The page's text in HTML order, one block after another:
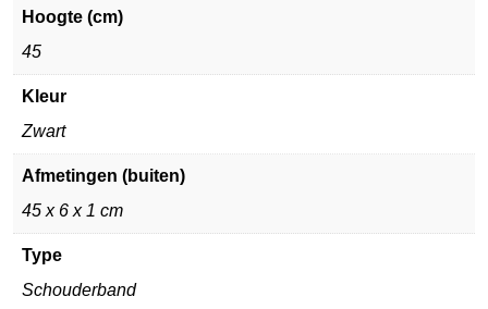
Hoogte (cm)
45
Kleur
Zwart
Afmetingen (buiten)
45 x 6 x 1 cm
Type
Schouderband